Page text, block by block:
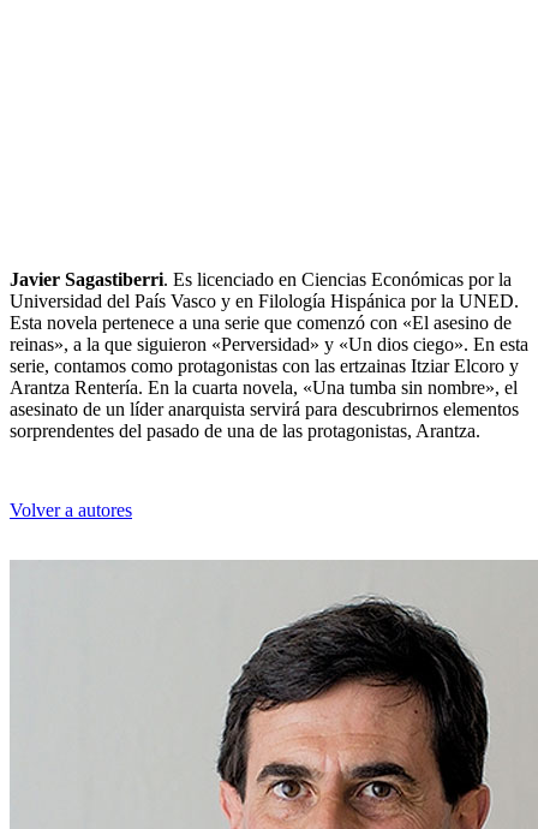
Javier Sagastiberri. Es licenciado en Ciencias Económicas por la
Universidad del País Vasco y en Filología Hispánica por la UNED.
Esta novela pertenece a una serie que comenzó con «El asesino de
reinas», a la que siguieron «Perversidad» y «Un dios ciego». En esta
serie, contamos como protagonistas con las ertzainas Itziar Elcoro y
Arantza Rentería. En la cuarta novela, «Una tumba sin nombre», el
asesinato de un líder anarquista servirá para descubrirnos elementos
sorprendentes del pasado de una de las protagonistas, Arantza.
Volver a autores